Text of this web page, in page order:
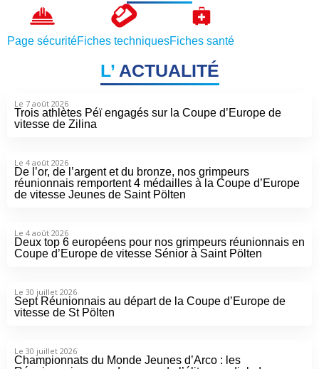
Page sécuritéFiches techniquesFiches santé
L’ACTUALITÉ
Le 7 août 2026
Trois athlètes Péï engagés sur la Coupe d’Europe de
vitesse de Zilina
Le 4 août 2026
De l’or, de l’argent et du bronze, nos grimpeurs
réunionnais remportent 4 médailles à la Coupe d’Europe
de vitesse Jeunes de Saint Pölten
Le 4 août 2026
Deux top 6 européens pour nos grimpeurs réunionnais en
Coupe d’Europe de vitesse Sénior à Saint Pölten
Le 30 juillet 2026
Sept Réunionnais au départ de la Coupe d’Europe de
vitesse de St Pölten
Le 30 juillet 2026
Championnats du Monde Jeunes d’Arco : les